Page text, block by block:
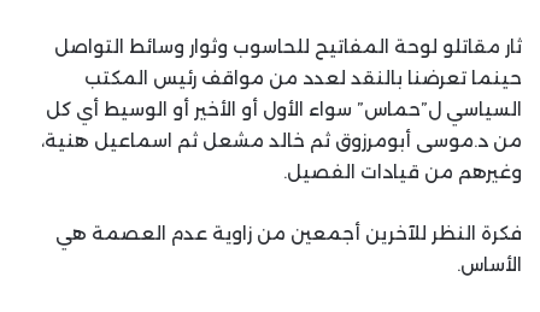
ثار مقاتلو لوحة المفاتيح للحاسوب وثوار وسائط التواصل
حينما تعرضنا بالنقد لعدد من مواقف رئيس المكتب
السياسي ل”حماس” سواء الأول أو الأخير أو الوسيط أي كل
من د.موسى أبومرزوق ثم خالد مشعل ثم اسماعيل هنية،
وغيرهم من قيادات الفصيل.
فكرة النظر للآخرين أجمعين من زاوية عدم العصمة هي
الأساس.